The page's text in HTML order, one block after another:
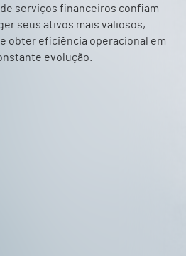
serviços financeiros confiam
seus ativos mais valiosos,
obter eficiência operacional em
evolução.